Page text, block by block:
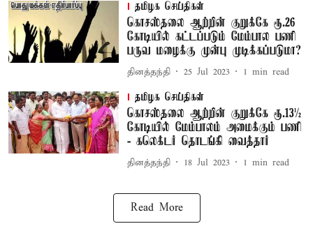
தமிழக செய்திகள்
கொசஸ்தலை ஆற்றின் குறுக்கே ரூ.26
கோடியில் கட்டப்படும் மேம்பால பணி
பருவ மழைக்கு முன்பு முடிக்கப்படுமா?
தினத்தந்தி 25 Jul 2023 1 min read
தமிழக செய்திகள்
கொசஸ்தலை ஆற்றின் குறுக்கே ரூ.13½
கோடியில் மேம்பாலம் அமைக்கும் பணி
- கலெக்டர் தொடங்கி வைத்தார்
தினத்தந்தி 18 Jul 2023 1 min read
Read More